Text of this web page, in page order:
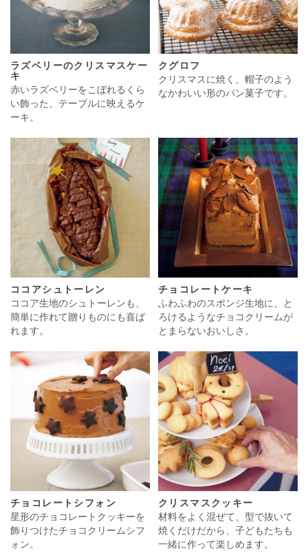
ラズベリーのクリスマスケー
キ
赤いラズベリーをこぼれるくら
い飾った、テーブルに映えるケ
ーキ。
クグロフ
クリスマスに焼く、帽子のよう
なかわいい形のパン菓子です。
ココアシュトーレン
ココア生地のシュトーレンも、
簡単に作れて贈りものにも喜ば
れます。
チョコレートケーキ
ふわふわのスポンジ生地に、と
ろけるようなチョコクリームが
とまらないおいしさ。
チョコレートシフォン
星形のチョコレートクッキーを
飾りつけたチョコクリームシフ
ォン。
クリスマスクッキー
材料をよく混ぜて、型で抜いて
焼くだけだから、子どもたちも
一緒に作って楽しめます。